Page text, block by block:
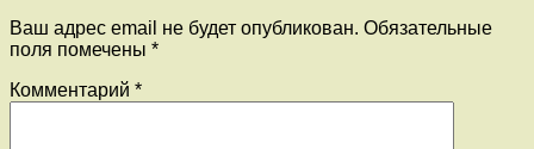
Ваш адрес email не будет опубликован. Обязательные
поля помечены *
Комментарий *